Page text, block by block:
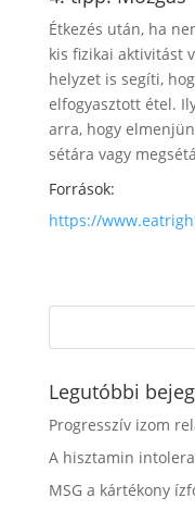
Étkezés után, ha
kis fizikai aktivitást
helyzet is segíti,
elfogyasztott étel.
arra, hogy
sétára vagy
Források:
https://
Legutóbbi
Progresszív izom
A hisztamin
MSG a kártékony